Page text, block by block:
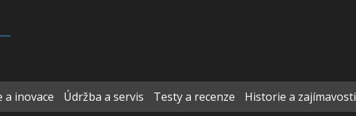
a inovace Údržba a servis Testy a recenze Historie a zajímavosti